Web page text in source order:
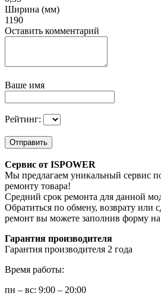
Ширина (мм)
1190
Оставить комментарий
Ваше имя
Рейтинг:
Отправить
Сервис от ISPOWER
Мы предлагаем уникальный сервис
ремонту товара!
Средний срок ремонта для данной
Обратиться по обмену, возврату или
ремонт вы можете заполнив форму на
Гарантия производителя
Гарантия производителя 2 года
Время работы:
пн – вс: 9:00 – 20:00